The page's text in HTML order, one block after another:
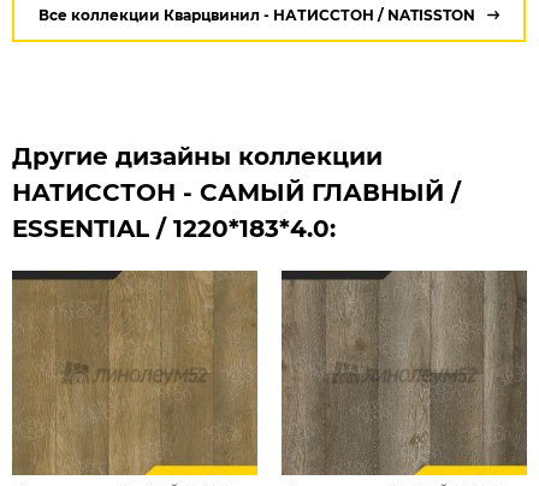
Все коллекции Кварцвинил - НАТИССТОН / NATISSTON
Другие дизайны коллекции
НАТИССТОН - САМЫЙ ГЛАВНЫЙ /
ESSENTIAL / 1220*183*4.0: